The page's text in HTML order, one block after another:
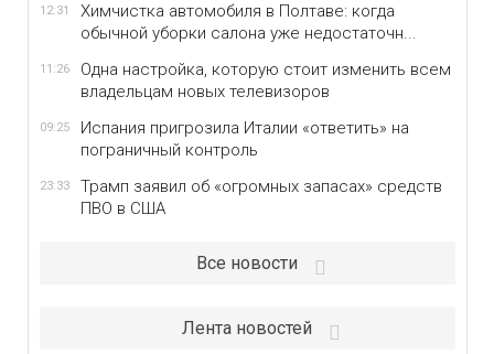
12:31
Химчистка автомобиля в Полтаве: когда
обычной уборки салона уже недостаточн...
11:26
Одна настройка, которую стоит изменить всем
владельцам новых телевизоров
09:25
Испания пригрозила Италии «ответить» на
пограничный контроль
23:33
Трамп заявил об «огромных запасах» средств
ПВО в США
Все новости
Лента новостей